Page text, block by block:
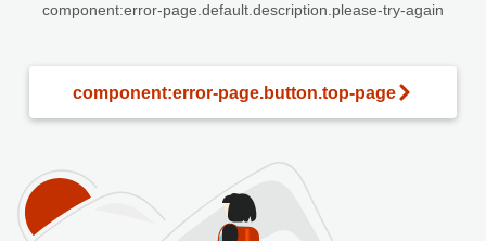
component:error-page.default.description.please-try-again
component:error-page.button.top-page